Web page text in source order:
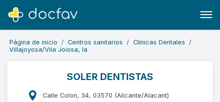
Página de inicio Centros sanitarios
Clínicas Dentales
Villajoyosa/Vila Joiosa, la
SOLER DENTISTAS
Calle Colon, 34, 03570 (Alicante/Alacant)